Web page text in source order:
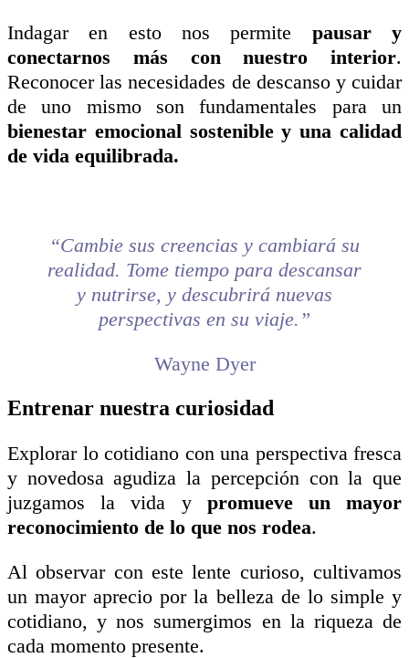
Indagar en esto nos permite pausar y
conectarnos más con nuestro interior.
Reconocer las necesidades de descanso y cuidar
de uno mismo son fundamentales para un
bienestar emocional sostenible y una calidad
de vida equilibrada.
“Cambie sus creencias y cambiará su
realidad. Tome tiempo para descansar
y nutrirse, y descubrirá nuevas
perspectivas en su viaje.”
Wayne Dyer
Entrenar nuestra curiosidad
Explorar lo cotidiano con una perspectiva fresca
y novedosa agudiza la percepción con la que
juzgamos la vida y promueve un mayor
reconocimiento de lo que nos rodea.
Al observar con este lente curioso, cultivamos
un mayor aprecio por la belleza de lo simple y
cotidiano, y nos sumergimos en la riqueza de
cada momento presente.